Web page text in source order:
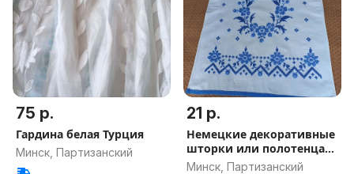
75 р.
Гардина белая Турция
Минск, Партизанский
21 р.
Немецкие декоративные
шторки или полотенца
или фир
Минск, Партизанский